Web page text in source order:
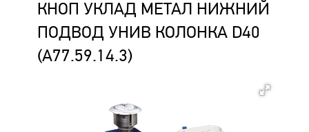
КНОП УКЛАД МЕТАЛ НИЖНИЙ
ПОДВОД УНИВ КОЛОНКА D40
(А77.59.14.3)